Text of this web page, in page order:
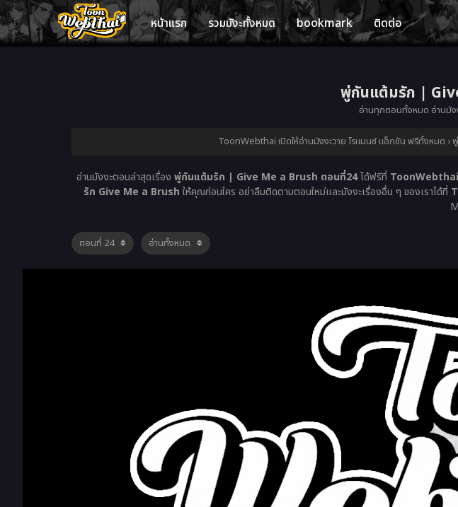
หน้าแรก รวมมังะทั้งหมด bookmark ติดต่อ
พู่กันแต้มรัก |
อ่านทุกตอนทั้งหมด อ่านมัง
ToonWebthai เปิดให้อ่านมังงะวาย โรแมนซ์ แอ็กชัน ฟรีทั้งหมด ›
อ่านมังงะตอนล่าสุดเรื่อง พู่กันแต้มรัก | Give Me a Brush ตอนที่24ได้ฟรีที่ ToonWebthai
รัก Give Me a Brush ให้คุณก่อนใคร อย่าลืมติดตามตอนใหม่และมังงะเรื่องอื่น ๆ ของเราได้ที่